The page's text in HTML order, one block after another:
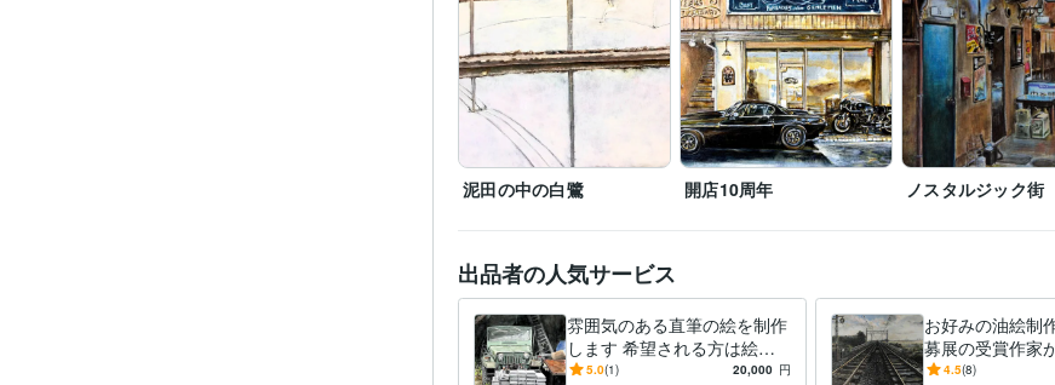
学歴 東海大学 1986年3月 ~ 1989年2月
泥田の中の白鷺 開店10周年 ノスタルジック街
出品者の人気サービス
雰囲気のある直筆の絵を制作
します 希望される方は絵を
発送いたします。(送料別)
5.0(1) 20,000 円
お好みの油絵制
募展の受賞作家
みの油絵を作成
4.5(8)